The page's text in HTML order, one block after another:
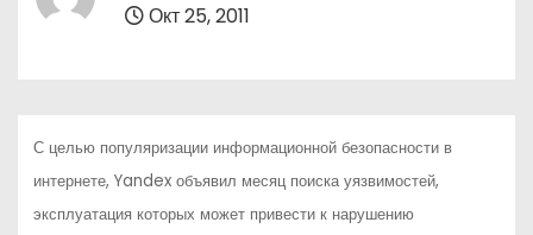
Окт 25, 2011
С целью популяризации информационной безопасности в
интернете, Yandex объявил месяц поиска уязвимостей,
эксплуатация которых может привести к нарушению